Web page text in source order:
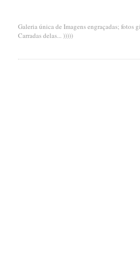
Galeria única de Imagens engraçadas; fotos
Carradas delas... )))))